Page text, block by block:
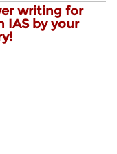
writing for
IAS by your